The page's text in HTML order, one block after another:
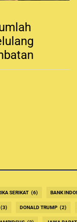
SERIKAT (6) BANK
(3) DONALD TRUMP (2)